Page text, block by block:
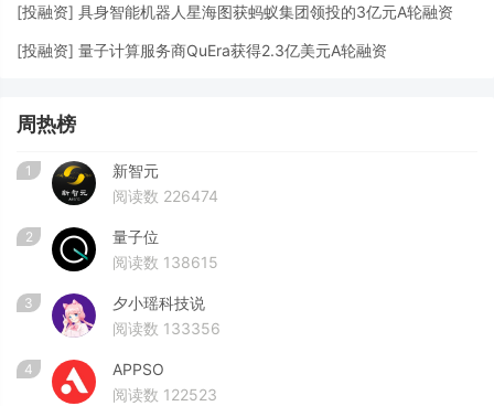
[投融资] 具身智能机器人星海图获蚂蚁集团领投的3亿元A轮融资
[投融资] 量子计算服务商QuEra获得2.3亿美元A轮融资
周热榜
1
新智元
阅读数 226474
2
量子位
阅读数 138615
3
夕小瑶科技说
阅读数 133356
4
APPSO
阅读数 122523